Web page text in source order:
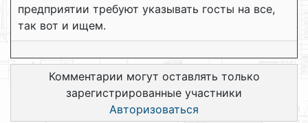
предприятии требуют указывать госты на все,
так вот и ищем.
Комментарии могут оставлять только
зарегистрированные участники
Авторизоваться